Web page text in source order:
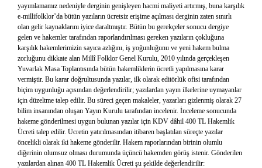
yayımlamamız nedeniyle derginin genişleyen hacmi maliyeti artırmış, buna karşılık
e-millifolklor’da bütün yazıların ücretsiz erişime açılması derginin zaten sınırlı
olan gelir kaynaklarını iyice daraltmıştır. Bütün bu gerekçeler sonucu dergiye
gelen ve hakemler tarafından raporlandırılması gereken yazıların çokluğuna
karşılık hakemlerimizin sayıca azlığını, iş yoğunluğunu ve yeni hakem bulma
zorluğunu dikkate alan Millî Folklor Genel Kurulu, 2010 yılında gerçekleşen
Yuvarlak Masa Toplantısında bütün hakemliklerin ücretli yapılmasına karar
vermiştir. Bu karar doğrultusunda yazılar, ilk olarak editörlük ofisi tarafından
biçim uygunluğu açısından değerlendirilir; yazılardan yayın ilkelerine uymayanlar
için düzeltme talep edilir. Bu süreci geçen makaleler, yazarları gizlenmiş olarak 27
bilim insanından oluşan Yayın Kurulu tarafından incelenir. İnceleme sonucunda
hakeme gönderilmesi uygun bulunan yazılar için KDV dâhil 400 TL Hakemlik
Ücreti talep edilir. Ücretin yatırılmasından itibaren başlatılan süreçte yazılar
öncelikli olarak iki hakeme gönderilir. Hakem raporlarından birinin olumlu
diğerinin olumsuz olması durumunda üçüncü hakemden görüş istenir. Gönderilen
yazılardan alınan 400 TL Hakemlik Ücreti şu şekilde değerlendirilir: